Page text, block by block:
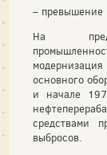
– превышение
На
основного
и начале
средствами
выбросов.